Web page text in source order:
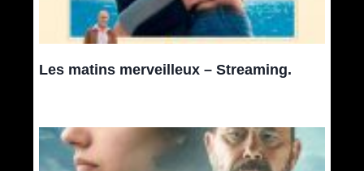
Les matins merveilleux – Streaming.